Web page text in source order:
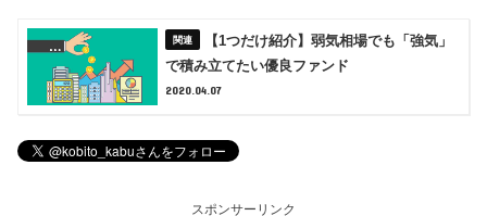
【1つだけ紹介】弱気相場でも「強気」
で積み立てたい優良ファンド
2020.04.07
スポンサーリンク